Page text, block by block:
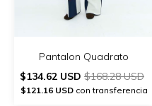
Pantalon Quadrato
$134.62 USD $168.28 USD
$121.16 USDcon transferencia